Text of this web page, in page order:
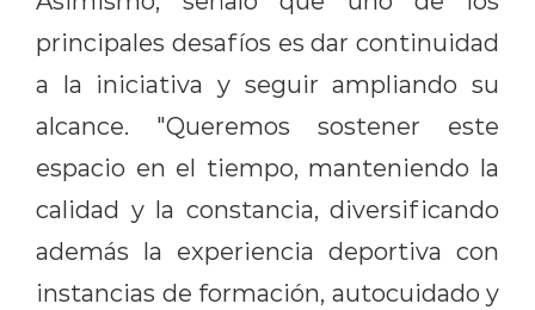
principales desafíos es dar continuidad
a la iniciativa y seguir ampliando su
alcance. "Queremos sostener este
espacio en el tiempo, manteniendo la
calidad y la constancia, diversificando
además la experiencia deportiva con
instancias de formación, autocuidado y